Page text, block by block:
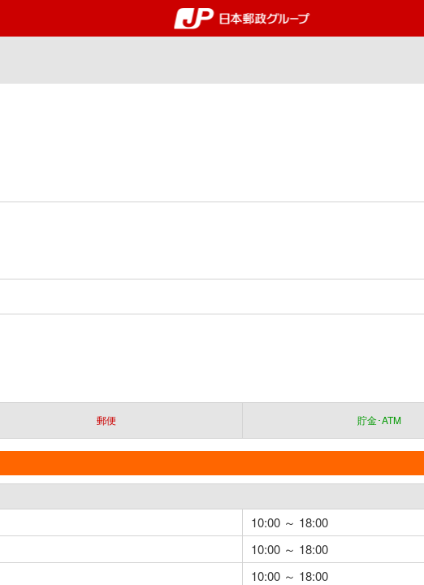
郵便局・日本郵政グルー
郵便 貯金･ATM
10:00 ～ 18:00
10:00 ～ 18:00
10:00 ～ 18:00